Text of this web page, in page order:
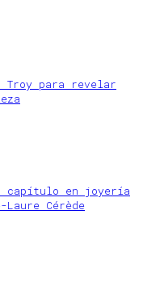
Troy para revelar
capítulo en joyería
Cérède